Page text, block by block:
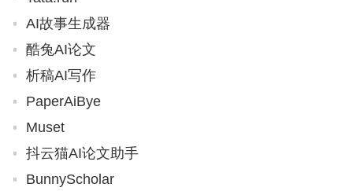
等等方面还是得弄。
再有就是，这类学校，教授相对事情多，的确比较冷
漠，和你有距离感，你要经常刷存在去，而不是你觉
得对方高冷，你就躲掉了。你要主动出现，邮件频繁
联系。你存在刷多了，分就高了。这种主动的刷存在
AI故事生成器
酷兔AI论文
析稿AI写作
PaperAiBye
Muset
抖云猫AI论文助手
BunnyScholar